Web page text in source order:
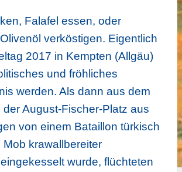
Falafel essen, oder
verköstigen. Eigentlich
2017 in Kempten (Allgäu)
und fröhliches
werden. Als dann aus dem
August-Fischer-Platz aus
von einem Bataillon türkisch
krawallbereiter
wurde, flüchteten